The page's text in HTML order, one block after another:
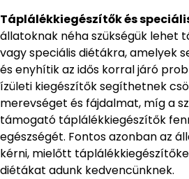
Táplálékkiegészítők és
állatoknak néha szükségük lehet
vagy speciális diétákra, amelyek
és enyhítik az idős korral járó
ízületi kiegészítők segíthetnek
merevséget és fájdalmat, míg a
támogató táplálékkiegészítők
egészségét. Fontos azonban az
kérni, mielőtt
diétákat adunk kedvencünknek.